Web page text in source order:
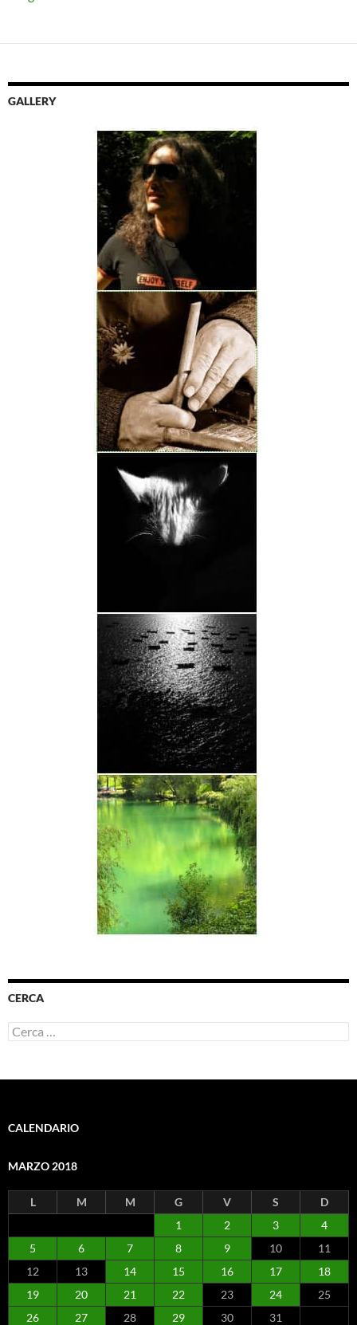
GALLERY
CERCA
Ricerca
per:
CALENDARIO
MARZO 2018
L M M G V S
D
1
2 3
4
5
6 7 8 9 10
11
12
13 14 15 16 17
18
19
20 21 22 23 24
25
26
27 28 29 30
31